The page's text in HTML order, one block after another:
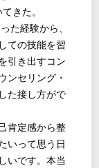
きた。
た経験から、
ての技能を習
引き出すコン
ンセリング・
た接し方がで
肯定感から整
いって思う日
いです。本当